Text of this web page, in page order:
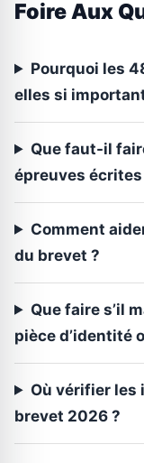
Foire Aux
Pourquoi les
elles si
Que faut-il
épreuves
Comment
du brevet ?
Que faire s’il
pièce d’identité
Où vérifier
brevet 2026 ?